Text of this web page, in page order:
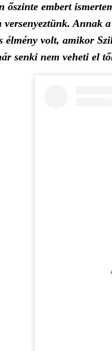
őszinte embert
versenyeztünk.
volt, amikor
senki nem veheti el